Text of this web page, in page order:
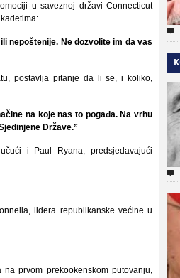
u saveznoj državi Connecticut
nepoštenije. Ne dozvolite im da vas
postavlja pitanje da li se, i koliko,
na koje nas to pogađa. Na vrhu
Države.”
i Paul Ryana, predsjedavajući
lidera republikanske većine u
prvom prekookenskom putovanju,

